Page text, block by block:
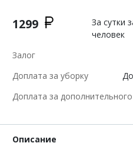
1299
За сутки
человек
Залог
Доплата за уборку
Доплата за
Описание